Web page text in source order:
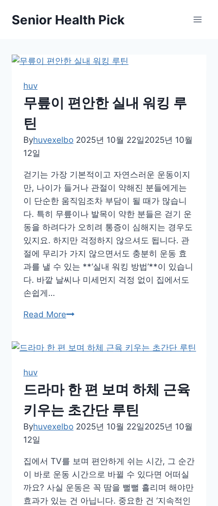
Senior Health Pick
huv
무릎이 편안한 실내 워킹 루
틴
Byhuvexelbo 2025년 10월 22일2025년 10월
12일
걷기는 가장 기본적이고 자연스러운 운동이지
만, 나이가 들거나 관절이 약해진 분들에게는
이 단순한 움직임조차 부담이 될 때가 많습니
다. 특히 무릎이나 발목이 약한 분들은 걷기 운
동을 하려다가 오히려 통증이 심해지는 경우도
있지요. 하지만 걱정하지 않으셔도 됩니다. 관
절에 무리가 가지 않으면서도 충분히 운동 효
과를 낼 수 있는 **‘실내 워킹 방법’**이 있습니
다. 바깥 날씨나 미세먼지 걱정 없이 집에서도
손쉽게…
Read More무
편
실
내
킹
틴
huv
드라마 한 편 보며 하체 근육
키우는 초간단 루틴
Byhuvexelbo 2025년 10월 22일2025년 10월
12일
집에서 TV를 보며 편안하게 쉬는 시간, 그 순간
이 바로 운동 시간으로 바뀔 수 있다면 어떠실
까요? 사실 운동은 꼭 땀을 뻘뻘 흘리며 해야만
효과가 있는 건 아닙니다. 중요한 건 ‘지속적인